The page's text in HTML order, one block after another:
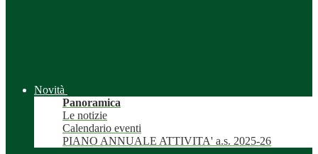
Novità
Panoramica
Le notizie
Calendario eventi
PIANO ANNUALE ATTIVITA' a.s. 2025-26